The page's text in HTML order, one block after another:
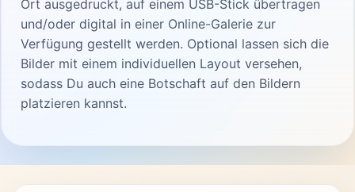
Ort ausgedruckt, auf einem USB-Stick übertragen
und/oder digital in einer Online-Galerie zur
Verfügung gestellt werden. Optional lassen sich die
Bilder mit einem individuellen Layout versehen,
sodass Du auch eine Botschaft auf den Bildern
platzieren kannst.